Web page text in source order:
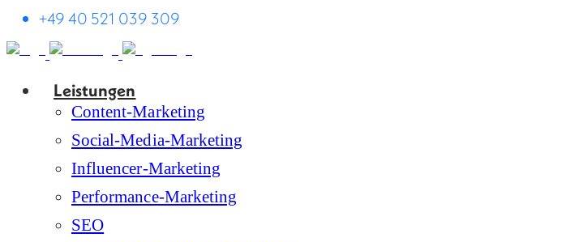
+49 40 521 039 309
Leistungen
Content-Marketing
Social-Media-Marketing
Influencer-Marketing
Performance-Marketing
SEO